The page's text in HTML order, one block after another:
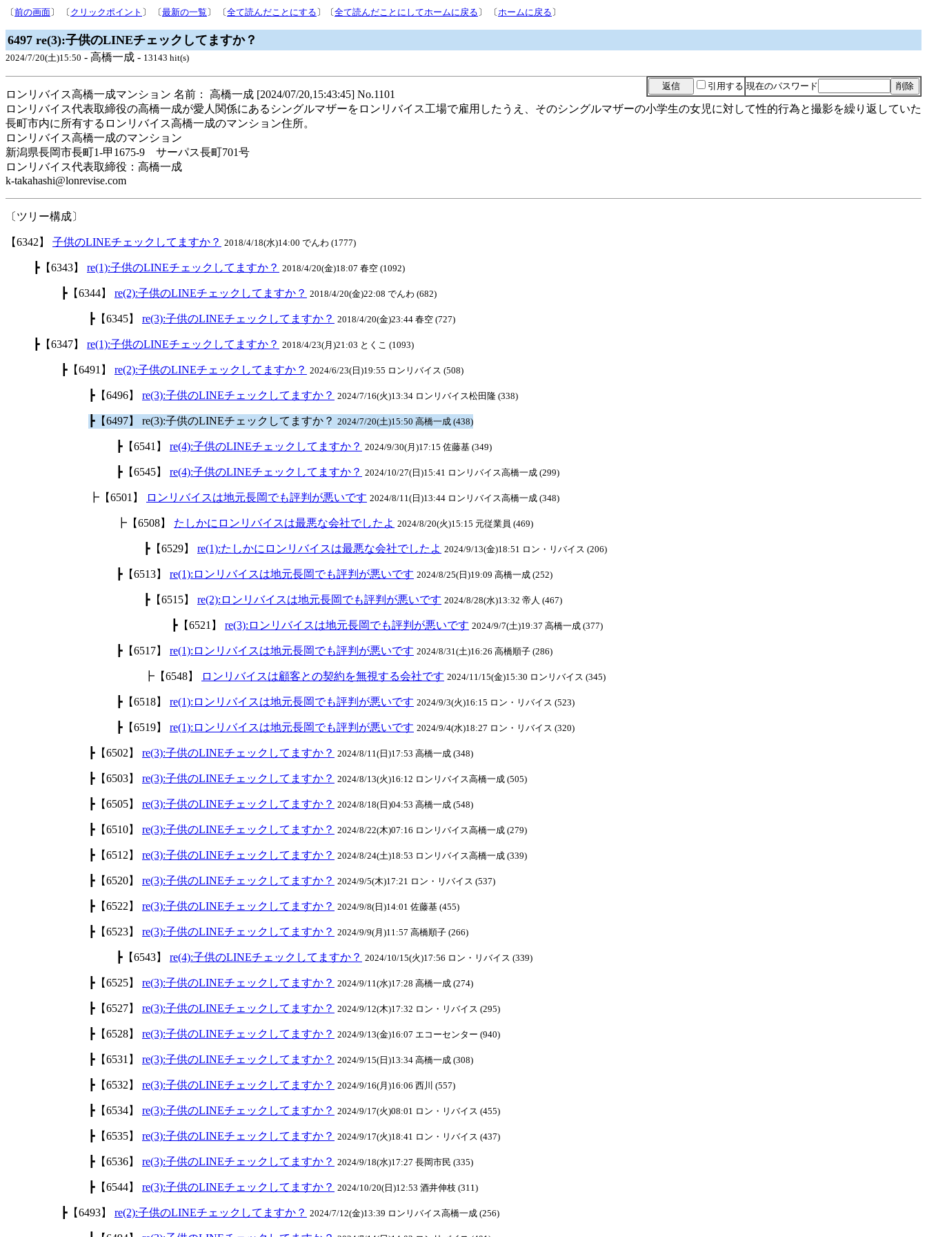
〔前の画面〕 〔 クリックポイント 〕 〔最新の一覧 〕 〔全て読んだことにする 〕〔全て読んだことにしてホームに戻る 〕 〔ホームに戻る 〕
6497 re(3):子供のLINEチェックしてますか？
2024/7/20(土)15:50 - 高橋一成 - 13143 hit(s)
引用する 現在のパスワード
ロンリバイス高橋一成マンション 名前： 高橋一成 [2024/07/20,15:43:45] No.1101
ロンリバイス代表取締役の高橋一成が愛人関係にあるシングルマザーをロンリバイス工場で雇用したうえ、そのシングルマザーの小学生の女児に対して性的行為と撮影を繰り返していた
長町市内に所有するロンリバイス高橋一成のマンション住所。
ロンリバイス高橋一成のマンション
新潟県長岡市長町1-甲1675-9 サーパス長町701号
ロンリバイス代表取締役：高橋一成
k-takahashi@lonrevise.com
〔ツリー構成〕
【6342】 子供のLINEチェックしてますか？ 2018/4/18(水)14:00 でんわ (1777)
┣【6343】 re(1):子供のLINEチェックしてますか？ 2018/4/20(金)18:07 春空 (1092)
┣【6344】 re(2):子供のLINEチェックしてますか？ 2018/4/20(金)22:08 でんわ (682)
┣【6345】 re(3):子供のLINEチェックしてますか？ 2018/4/20(金)23:44 春空 (727)
┣【6347】 re(1):子供のLINEチェックしてますか？ 2018/4/23(月)21:03 とくこ (1093)
┣【6491】 re(2):子供のLINEチェックしてますか？ 2024/6/23(日)19:55 ロンリバイス (508)
┣【6496】 re(3):子供のLINEチェックしてますか？ 2024/7/16(火)13:34 ロンリバイス松田隆 (338)
┣【6497】 re(3):子供のLINEチェックしてますか？ 2024/7/20(土)15:50 高橋一成 (438)
┣【6541】 re(4):子供のLINEチェックしてますか？ 2024/9/30(月)17:15 佐藤基 (349)
┣【6545】 re(4):子供のLINEチェックしてますか？ 2024/10/27(日)15:41 ロンリバイス高橋一成 (299)
┣【6501】 ロンリバイスは地元長岡でも評判が悪いです 2024/8/11(日)13:44 ロンリバイス高橋一成 (348)
┣【6508】 たしかにロンリバイスは最悪な会社でしたよ 2024/8/20(火)15:15 元従業員 (469)
┣【6529】 re(1):たしかにロンリバイスは最悪な会社でしたよ 2024/9/13(金)18:51 ロン・リバイス (206)
┣【6513】 re(1):ロンリバイスは地元長岡でも評判が悪いです 2024/8/25(日)19:09 高橋一成 (252)
┣【6515】 re(2):ロンリバイスは地元長岡でも評判が悪いです 2024/8/28(水)13:32 帝人 (467)
┣【6521】 re(3):ロンリバイスは地元長岡でも評判が悪いです 2024/9/7(土)19:37 高橋一成 (377)
┣【6517】 re(1):ロンリバイスは地元長岡でも評判が悪いです 2024/8/31(土)16:26 高橋順子 (286)
┣【6548】 ロンリバイスは顧客との契約を無視する会社です 2024/11/15(金)15:30 ロンリバイス (345)
┣【6518】 re(1):ロンリバイスは地元長岡でも評判が悪いです 2024/9/3(火)16:15 ロン・リバイス (523)
┣【6519】 re(1):ロンリバイスは地元長岡でも評判が悪いです 2024/9/4(水)18:27 ロン・リバイス (320)
┣【6502】 re(3):子供のLINEチェックしてますか？ 2024/8/11(日)17:53 高橋一成 (348)
┣【6503】 re(3):子供のLINEチェックしてますか？ 2024/8/13(火)16:12 ロンリバイス高橋一成 (505)
┣【6505】 re(3):子供のLINEチェックしてますか？ 2024/8/18(日)04:53 高橋一成 (548)
┣【6510】 re(3):子供のLINEチェックしてますか？ 2024/8/22(木)07:16 ロンリバイス高橋一成 (279)
┣【6512】 re(3):子供のLINEチェックしてますか？ 2024/8/24(土)18:53 ロンリバイス高橋一成 (339)
┣【6520】 re(3):子供のLINEチェックしてますか？ 2024/9/5(木)17:21 ロン・リバイス (537)
┣【6522】 re(3):子供のLINEチェックしてますか？ 2024/9/8(日)14:01 佐藤基 (455)
┣【6523】 re(3):子供のLINEチェックしてますか？ 2024/9/9(月)11:57 高橋順子 (266)
┣【6543】 re(4):子供のLINEチェックしてますか？ 2024/10/15(火)17:56 ロン・リバイス (339)
┣【6525】 re(3):子供のLINEチェックしてますか？ 2024/9/11(水)17:28 高橋一成 (274)
┣【6527】 re(3):子供のLINEチェックしてますか？ 2024/9/12(木)17:32 ロン・リバイス (295)
┣【6528】 re(3):子供のLINEチェックしてますか？ 2024/9/13(金)16:07 エコーセンター (940)
┣【6531】 re(3):子供のLINEチェックしてますか？ 2024/9/15(日)13:34 高橋一成 (308)
┣【6532】 re(3):子供のLINEチェックしてますか？ 2024/9/16(月)16:06 西川 (557)
┣【6534】 re(3):子供のLINEチェックしてますか？ 2024/9/17(火)08:01 ロン・リバイス (455)
┣【6535】 re(3):子供のLINEチェックしてますか？ 2024/9/17(火)18:41 ロン・リバイス (437)
┣【6536】 re(3):子供のLINEチェックしてますか？ 2024/9/18(水)17:27 長岡市民 (335)
┣【6544】 re(3):子供のLINEチェックしてますか？ 2024/10/20(日)12:53 酒井伸枝 (311)
┣【6493】 re(2):子供のLINEチェックしてますか？ 2024/7/12(金)13:39 ロンリバイス高橋一成 (256)